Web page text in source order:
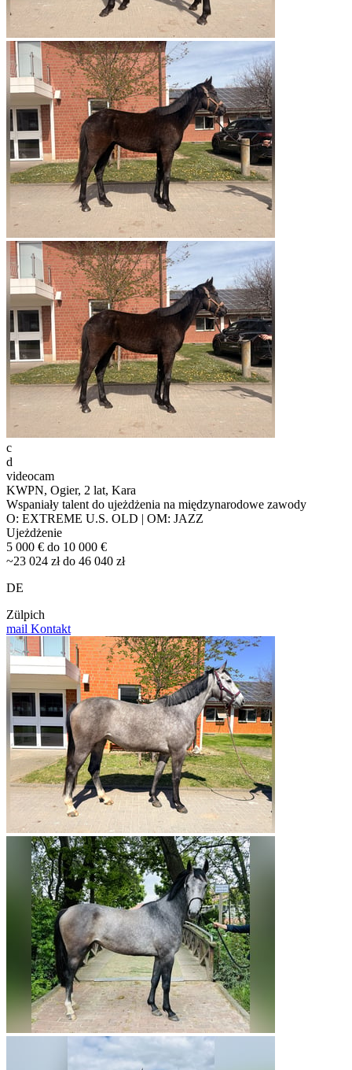
c
d
videocam
KWPN, Ogier, 2 lat, Kara
Wspaniały talent do ujeżdżenia na międzynarodowe zawody
O: EXTREME U.S. OLD | OM: JAZZ
Ujeżdżenie
5 000 € do 10 000 €
~23 024 zł do 46 040 zł
DE
Zülpich
mail Kontakt